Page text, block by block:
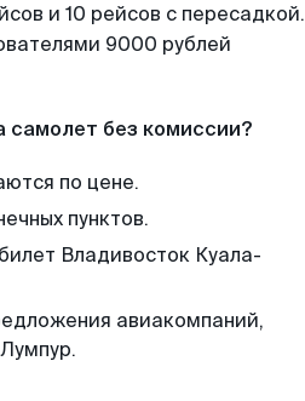
и 10 рейсов с пересадкой.
9000 рублей
самолет без комиссии?
по цене.
пунктов.
Владивосток Куала-
авиакомпаний,